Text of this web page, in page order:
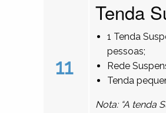
11
Tenda
1 Tenda
pessoas;
Rede
Tenda
Nota: “A tenda